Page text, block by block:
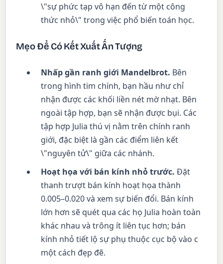
\"sự phức tạp vô hạn đến từ một công
thức nhỏ\" trong việc phổ biến toán học.
Mẹo Để Có Kết Xuất Ấn Tượng
Nhấp gần ranh giới Mandelbrot. Bên
trong hình tim chính, bạn hầu như chỉ
nhận được các khối liền nét mờ nhạt. Bên
ngoài tập hợp, bạn sẽ nhận được bụi. Các
tập hợp Julia thú vị nằm trên chính ranh
giới, đặc biệt là gần các điểm liên kết
\"nguyên tử\" giữa các nhánh.
Hoạt họa với bán kính nhỏ trước. Đặt
thanh trượt bán kính hoạt họa thành
0.005–0.020 và xem sự biến đổi. Bán kính
lớn hơn sẽ quét qua các họ Julia hoàn toàn
khác nhau và trông ít liên tục hơn; bán
kính nhỏ tiết lộ sự phụ thuộc cục bộ vào c
một cách đẹp đẽ.